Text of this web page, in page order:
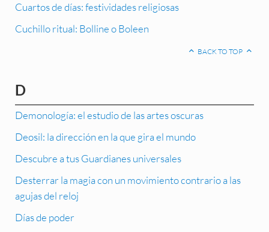
Cuartos de días: festividades religiosas
Cuchillo ritual: Bolline o Boleen
BACK TO TOP
D
Demonología: el estudio de las artes oscuras
Deosil: la dirección en la que gira el mundo
Descubre a tus Guardianes universales
Desterrar la magia con un movimiento contrario a las
agujas del reloj
Días de poder